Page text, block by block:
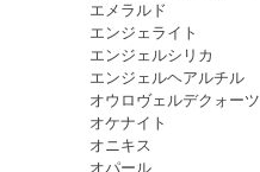
エメラルド
エンジェライト
エンジェルシリカ
エンジェルヘアルチル
オウロヴェルデクォーツ
オケナイト
オニキス
オパール